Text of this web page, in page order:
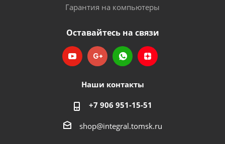
Гарантия на компьютеры
Оставайтесь на связи
Наши контакты
+7 906 951-15-51
shop@integral.tomsk.ru